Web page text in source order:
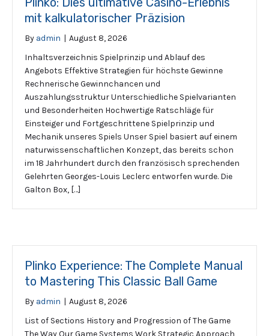
mit kalkulatorischer Präzision
By admin | August 8, 2026
Inhaltsverzeichnis Spielprinzip und Ablauf des
Angebots Effektive Strategien für höchste Gewinne
Rechnerische Gewinnchancen und
Auszahlungsstruktur Unterschiedliche Spielvarianten
und Besonderheiten Hochwertige Ratschläge für
Einsteiger und Fortgeschrittene Spielprinzip und
Mechanik unseres Spiels Unser Spiel basiert auf einem
naturwissenschaftlichen Konzept, das bereits schon
im 18 Jahrhundert durch den französisch sprechenden
Gelehrten Georges-Louis Leclerc entworfen wurde. Die
Galton Box, […]
Plinko Experience: The Complete Manual
to Mastering This Classic Ball Game
By admin | August 8, 2026
List of Sections History and Progression of The Game
The Way Our Game Systems Work Strategic Approach